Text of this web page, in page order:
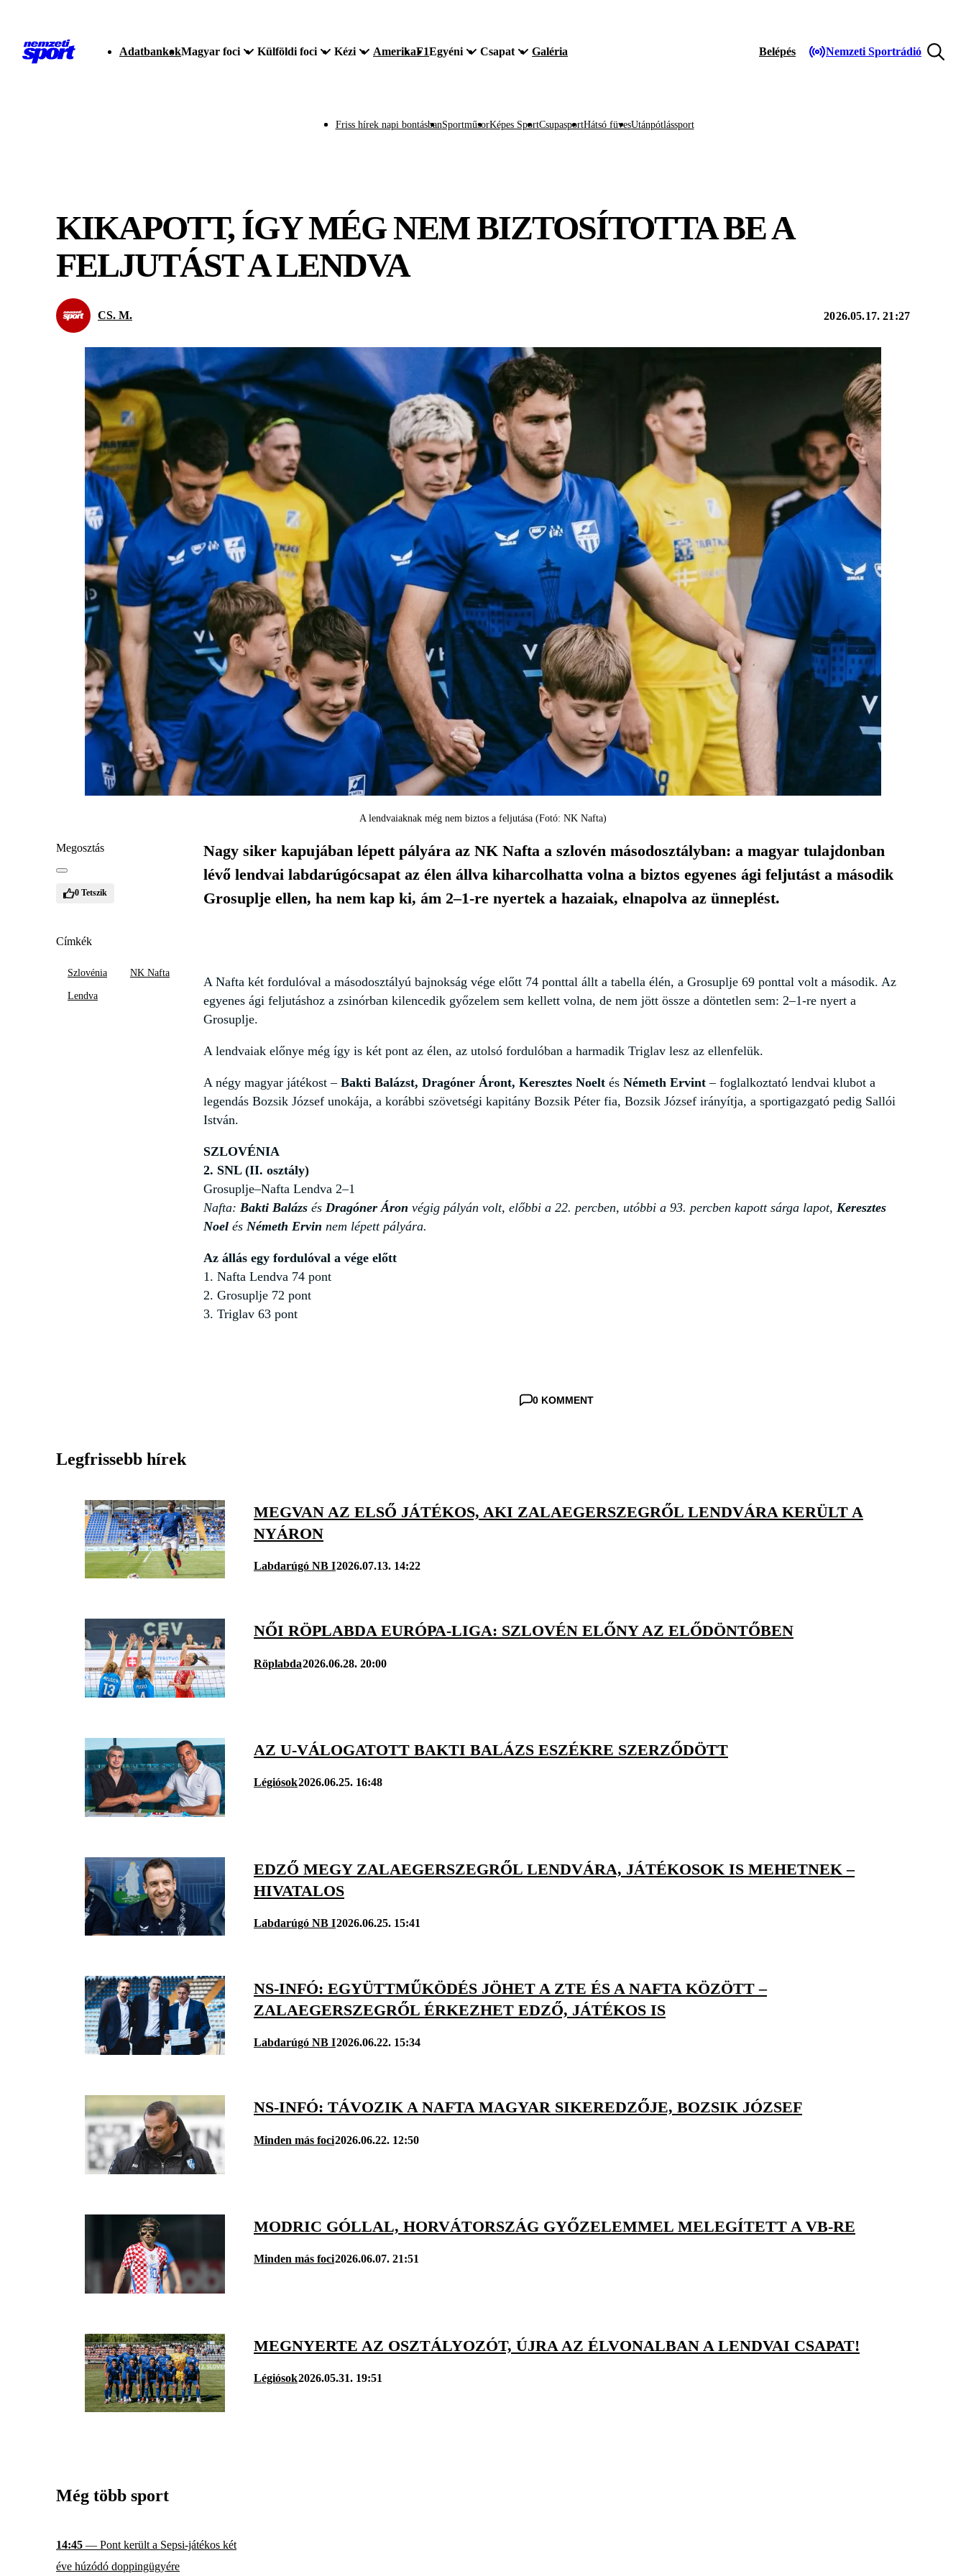
AdatbankokMagyar foci Külföldi foci Kézi AmerikaF1Egyéni Csapat Galéria Belépés Nemzeti Sportrádió
Friss hírek napi bontásbanSportműsorKépes SportCsupasportHátsó füvesUtánpótlássport
KIKAPOTT, ÍGY MÉG NEM BIZTOSÍTOTTA BE A
FELJUTÁST A LENDVA
CS. M. 2026.05.17. 21:27
A lendvaiaknak még nem biztos a feljutása (Fotó: NK Nafta)
Megosztás
0 Tetszik
Címkék
Szlovénia NK Nafta
Lendva
Nagy siker kapujában lépett pályára az NK Nafta a szlovén másodosztályban: a magyar tulajdonban
lévő lendvai labdarúgócsapat az élen állva kiharcolhatta volna a biztos egyenes ági feljutást a második
Grosuplje ellen, ha nem kap ki, ám 2–1-re nyertek a hazaiak, elnapolva az ünneplést.
A Nafta két fordulóval a másodosztályú bajnokság vége előtt 74 ponttal állt a tabella élén, a Grosuplje 69 ponttal volt a második. Az
egyenes ági feljutáshoz a zsinórban kilencedik győzelem sem kellett volna, de nem jött össze a döntetlen sem: 2–1-re nyert a
Grosuplje.
A lendvaiak előnye még így is két pont az élen, az utolsó fordulóban a harmadik Triglav lesz az ellenfelük.
A négy magyar játékost –Bakti Balázst, Dragóner Áront, Keresztes NoeltésNémeth Ervint – foglalkoztató lendvai klubot a
legendás Bozsik József unokája, a korábbi szövetségi kapitány Bozsik Péter fia, Bozsik József irányítja, a sportigazgató pedig Sallói
István.
SZLOVÉNIA
2. SNL (II. osztály)
Grosuplje–Nafta Lendva 2–1
Nafta: Bakti Balázsés Dragóner Áronvégig pályán volt, előbbi a 22. percben, utóbbi a 93. percben kapott sárga lapot, Keresztes
Noelés Németh Ervin nem lépett pályára.
Az állás egy fordulóval a vége előtt
1. Nafta Lendva 74 pont
2. Grosuplje 72 pont
3. Triglav 63 pont
0 KOMMENT
Legfrissebb hírek
MEGVAN AZ ELSŐ JÁTÉKOS, AKI ZALAEGERSZEGRŐL LENDVÁRA KERÜLT A
NYÁRON
Labdarúgó NB I2026.07.13. 14:22
NŐI RÖPLABDA EURÓPA-LIGA: SZLOVÉN ELŐNY AZ ELŐDÖNTŐBEN
Röplabda2026.06.28. 20:00
AZ U-VÁLOGATOTT BAKTI BALÁZS ESZÉKRE SZERZŐDÖTT
Légiósok2026.06.25. 16:48
EDZŐ MEGY ZALAEGERSZEGRŐL LENDVÁRA, JÁTÉKOSOK IS MEHETNEK –
HIVATALOS
Labdarúgó NB I2026.06.25. 15:41
NS-INFÓ: EGYÜTTMŰKÖDÉS JÖHET A ZTE ÉS A NAFTA KÖZÖTT –
ZALAEGERSZEGRŐL ÉRKEZHET EDZŐ, JÁTÉKOS IS
Labdarúgó NB I2026.06.22. 15:34
NS-INFÓ: TÁVOZIK A NAFTA MAGYAR SIKEREDZŐJE, BOZSIK JÓZSEF
Minden más foci2026.06.22. 12:50
MODRIC GÓLLAL, HORVÁTORSZÁG GYŐZELEMMEL MELEGÍTETT A VB-RE
Minden más foci2026.06.07. 21:51
MEGNYERTE AZ OSZTÁLYOZÓT, ÚJRA AZ ÉLVONALBAN A LENDVAI CSAPAT!
Légiósok2026.05.31. 19:51
Még több sport
14:45 — Pont került a Sepsi-játékos két
éve húzódó doppingügyére